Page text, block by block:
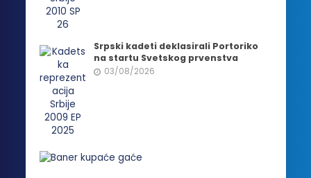
Srpski kadeti deklasirali Portoriko
na startu Svetskog prvenstva
03/08/2026